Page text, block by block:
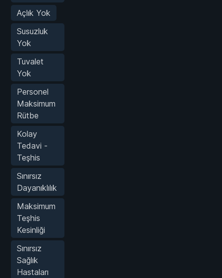
Açlık Yok
Susuzluk
Yok
Tuvalet
Yok
Personel
Maksimum
Rütbe
Kolay
Tedavi -
Teşhis
Sınırsız
Dayanıklılık
Maksimum
Teşhis
Kesinliği
Sınırsız
Sağlık
Hastaları